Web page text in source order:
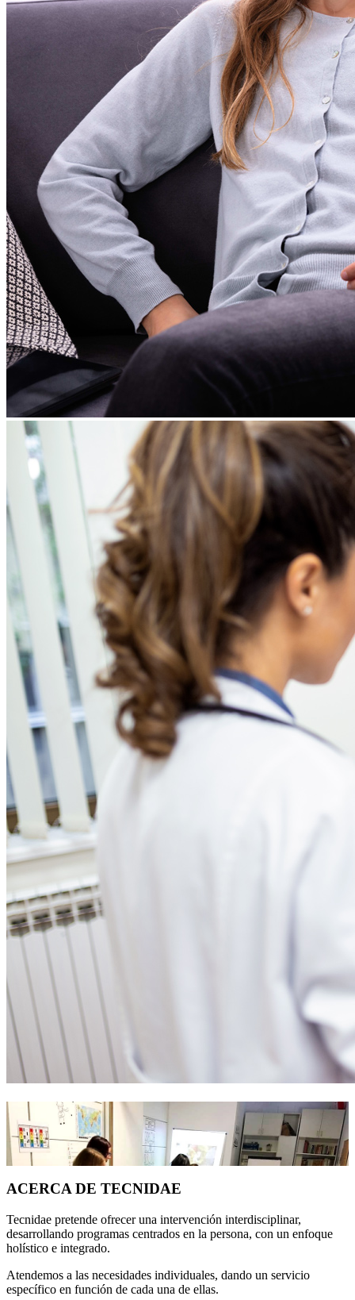
ACERCA DE TECNIDAE
Tecnidae pretende ofrecer una intervención interdisciplinar,
desarrollando programas centrados en la persona, con un enfoque
holístico e integrado.
Atendemos a las necesidades individuales, dando un servicio
específico en función de cada una de ellas.